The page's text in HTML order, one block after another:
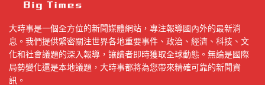
大時事是一個全方位的新聞媒體網站，專注報導國內外的最新消
息。我們提供緊密關注世界各地重要事件、政治、經濟、科技、文
化和社會議題的深入報導，讓讀者即時獲取全球動態。無論是國際
局勢變化還是本地議題，大時事都將為您帶來精確可靠的新聞資
訊。